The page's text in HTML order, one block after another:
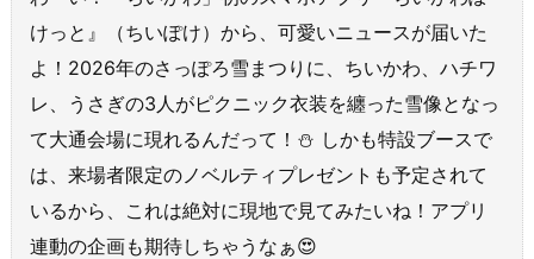
けっと』（ちいぽけ）から、可愛いニュースが届いた
よ！2026年のさっぽろ雪まつりに、ちいかわ、ハチワ
レ、うさぎの3人がピクニック衣装を纏った雪像となっ
て大通会場に現れるんだって！⛄️ しかも特設ブースで
は、来場者限定のノベルティプレゼントも予定されて
いるから、これは絶対に現地で見てみたいね！アプリ
連動の企画も期待しちゃうなぁ😍